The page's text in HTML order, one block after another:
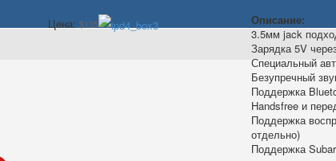
Цена: $135
Описание:
3.5мм jack
Зарядка 5V
Специальный
Безупречный
Поддержка
Handsfree и
Поддержка
отдельно)
Поддержка